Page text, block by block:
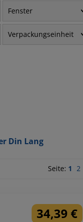
Fenster
Verpackungseinheit
Din Lang
Seite: 1 2
34,39 €